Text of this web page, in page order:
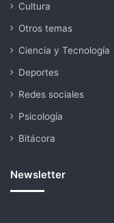
Cultura
Otros temas
Ciencia y Tecnología
Deportes
Redes sociales
Psicología
Bitácora
Newsletter